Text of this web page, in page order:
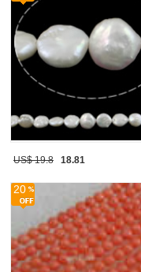
US$ 19.8 18.81
20